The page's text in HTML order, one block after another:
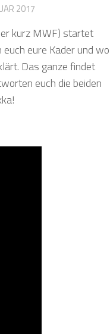
2017
kurz MWF) startet
eure Kader und wo
Das ganze findet
euch die beiden